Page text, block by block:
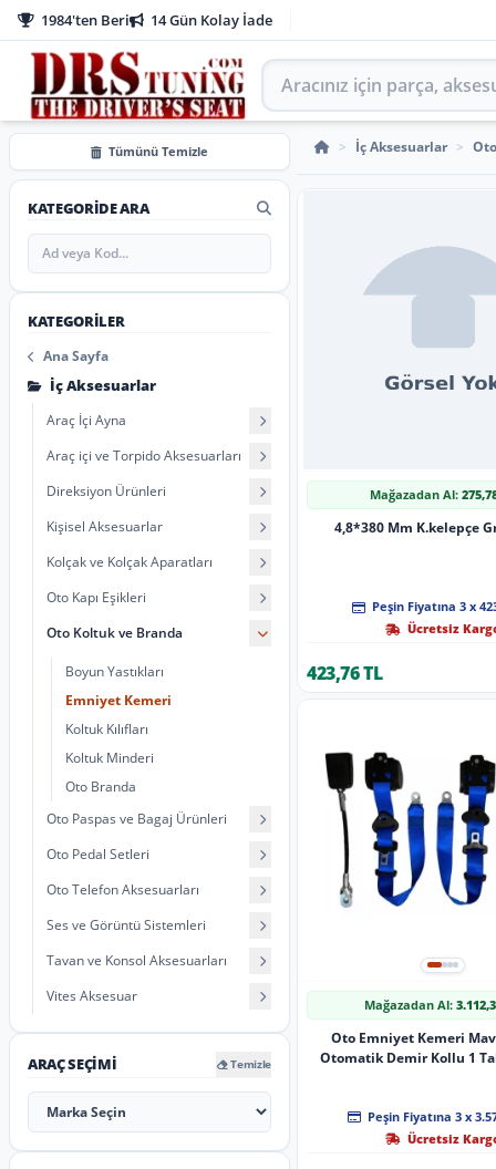
1984'ten Beri 14 Gün Kolay İade
Aracınız için parça arayın
Tümünü Temizle
KATEGORIDE ARA
KATEGORILER
Ana Sayfa
İç Aksesuarlar
Araç İçi Ayna
Araç içi ve Torpido Aksesuarları
Direksiyon Ürünleri
Kişisel Aksesuarlar
Kolçak ve Kolçak Aparatları
Oto Kapı Eşikleri
Oto Koltuk ve Branda
Boyun Yastıkları
Emniyet Kemeri
Koltuk Kılıfları
Koltuk Minderi
Oto Branda
Oto Paspas ve Bagaj Ürünleri
Oto Pedal Setleri
Oto Telefon Aksesuarları
Ses ve Görüntü Sistemleri
Tavan ve Konsol Aksesuarları
Vites Aksesuar
ARAÇ SEÇIMI Temizle
Emniyet Kemeri
> İç Aksesuarlar >
Mağazadan Al:
4,8*380 Mm K.kelepçe
Peşin Fiyatına 3 x
Ücretsiz
423,76 TL
Mağazadan Al:
Oto Emniyet Kemeri
Otomatik Demir Kollu 1
Peşin Fiyatına 3 x
Ücretsiz